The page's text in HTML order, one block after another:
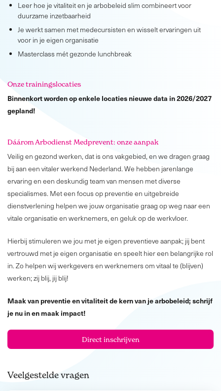
Leer hoe je vitaliteit en je arbobeleid slim combineert voor
duurzame inzetbaarheid
Je werkt samen met medecursisten en wisselt ervaringen uit
voor in je eigen organisatie
Masterclass mét gezonde lunchbreak
Onze trainingslocaties
Binnenkort worden op enkele locaties nieuwe data in 2026/2027
gepland!
Dáárom Arbodienst Medprevent: onze aanpak
Veilig en gezond werken, dat is ons vakgebied, en we dragen graag
bij aan een vitaler werkend Nederland. We hebben jarenlange
ervaring en een deskundig team van mensen met diverse
specialismes. Met een focus op preventie en uitgebreide
dienstverlening helpen we jouw organisatie graag op weg naar een
vitale organisatie en werknemers, en geluk op de werkvloer.
Hierbij stimuleren we jou met je eigen preventieve aanpak; jij bent
vertrouwd met je eigen organisatie en speelt hier een belangrijke rol
in. Zo helpen wij werkgevers en werknemers om vitaal te (blijven)
werken; zij blij, jij blij!
Maak van preventie en vitaliteit de kern van je arbobeleid; schrijf
je nu in en maak impact!
Direct inschrijven
Veelgestelde vragen